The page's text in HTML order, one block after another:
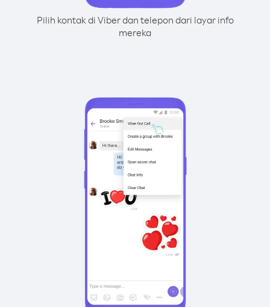
Pilih kontak di Viber dan telepon dari layar info
mereka